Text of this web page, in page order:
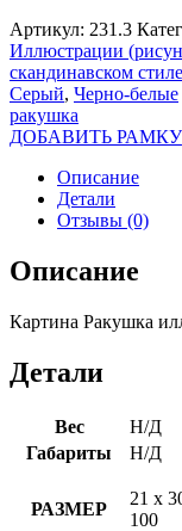
Артикул: 231.3
Иллюстрации
скандинавском стиле
Серый, Черно-белые
ракушка
ДОБАВИТЬ РАМКУ
Описание
Детали
Отзывы (0)
Описание
Картина Ракушка
Детали
Вес
Н/Д
Габариты
Н/Д
РАЗМЕР
21 х
100